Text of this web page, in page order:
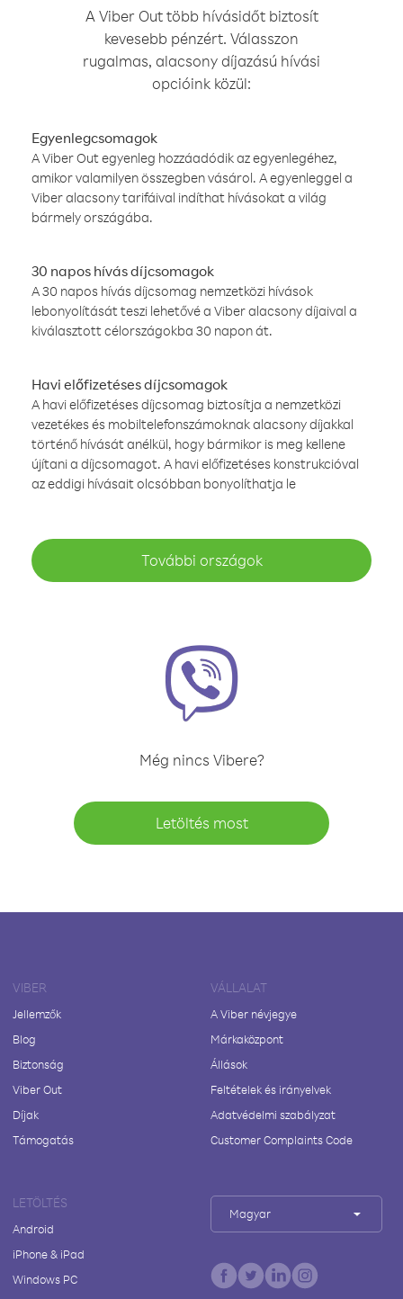
A Viber Out több hívásidőt biztosít
kevesebb pénzért. Válasszon
rugalmas, alacsony díjazású hívási
opcióink közül:
Egyenlegcsomagok
A Viber Out egyenleg hozzáadódik az egyenlegéhez,
amikor valamilyen összegben vásárol. A egyenleggel a
Viber alacsony tarifáival indíthat hívásokat a világ
bármely országába.
30 napos hívás díjcsomagok
A 30 napos hívás díjcsomag nemzetközi hívások
lebonyolítását teszi lehetővé a Viber alacsony díjaival a
kiválasztott célországokba 30 napon át.
Havi előfizetéses díjcsomagok
A havi előfizetéses díjcsomag biztosítja a nemzetközi
vezetékes és mobiltelefonszámoknak alacsony díjakkal
történő hívását anélkül, hogy bármikor is meg kellene
újítani a díjcsomagot. A havi előfizetéses konstrukcióval
az eddigi hívásait olcsóbban bonyolíthatja le
További országok
Még nincs Vibere?
Letöltés most
VIBER
Jellemzők
Blog
Biztonság
Viber Out
Díjak
Támogatás
VÁLLALAT
A Viber névjegye
Márkaközpont
Állások
Feltételek és irányelvek
Adatvédelmi szabályzat
Customer Complaints Code
LETÖLTÉS
Android
iPhone & iPad
Windows PC
Magyar